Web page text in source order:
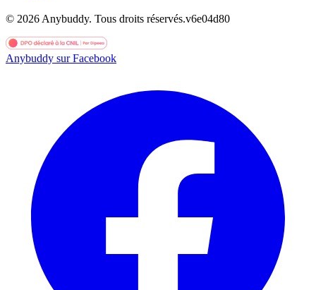
© 2026 Anybuddy. Tous droits réservés.v6e04d80
Anybuddy sur Facebook